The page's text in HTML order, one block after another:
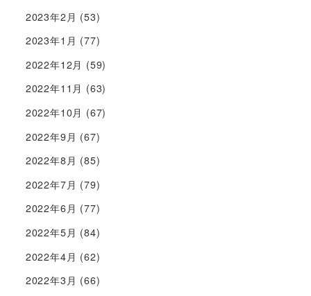
2023年2月 (53)
2023年1月 (77)
2022年12月 (59)
2022年11月 (63)
2022年10月 (67)
2022年9月 (67)
2022年8月 (85)
2022年7月 (79)
2022年6月 (77)
2022年5月 (84)
2022年4月 (62)
2022年3月 (66)